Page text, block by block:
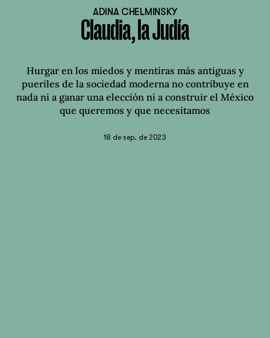
ADINA CHELMINSKY
Claudia, la Judía
Hurgar en los miedos y mentiras más antiguas y
pueriles de la sociedad moderna no contribuye en
nada ni a ganar una elección ni a construir el México
que queremos y que necesitamos
18 de sep. de 2023